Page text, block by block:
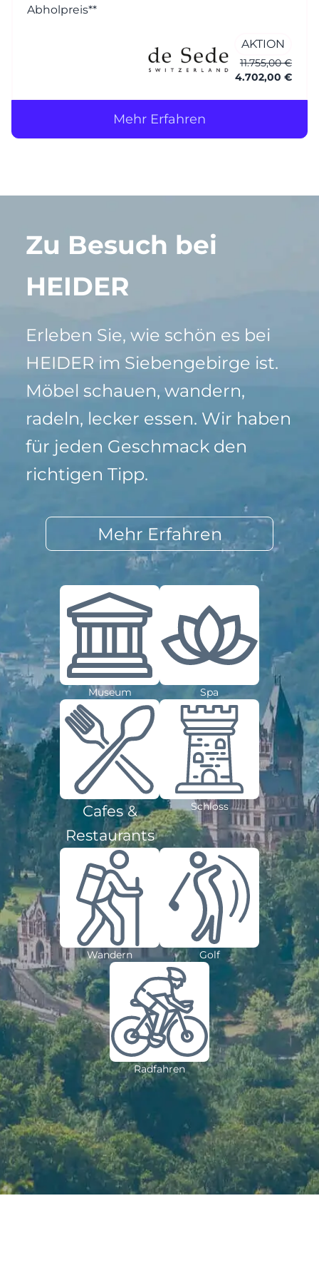
Abholpreis**
AKTION
11.755,00 €
4.702,00 €
Mehr Erfahren
Zu Besuch bei
HEIDER
Erleben Sie, wie schön es bei
HEIDER im Siebengebirge ist.
Möbel schauen, wandern,
radeln, lecker essen. Wir haben
für jeden Geschmack den
richtigen Tipp.
Mehr Erfahren
Museum Spa
Cafes &
Restaurants
Schloss
Wandern Golf
Radfahren